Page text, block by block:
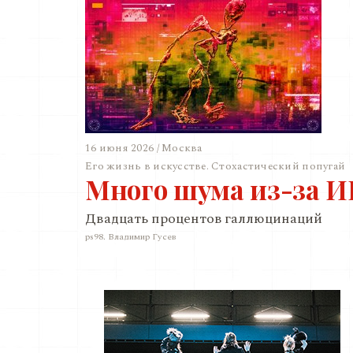
16 июня 2026 / Москва
Его жизнь в искусстве. Стохастический попугай
Много шума из-за
Двадцать процентов галлюцинаций
ps98. Владимир Гусев